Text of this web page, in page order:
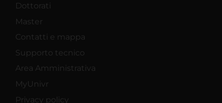
Dottorati
Master
Contatti e mappa
Supporto tecnico
Area Amministrativa
MyUnivr
Privacy policy